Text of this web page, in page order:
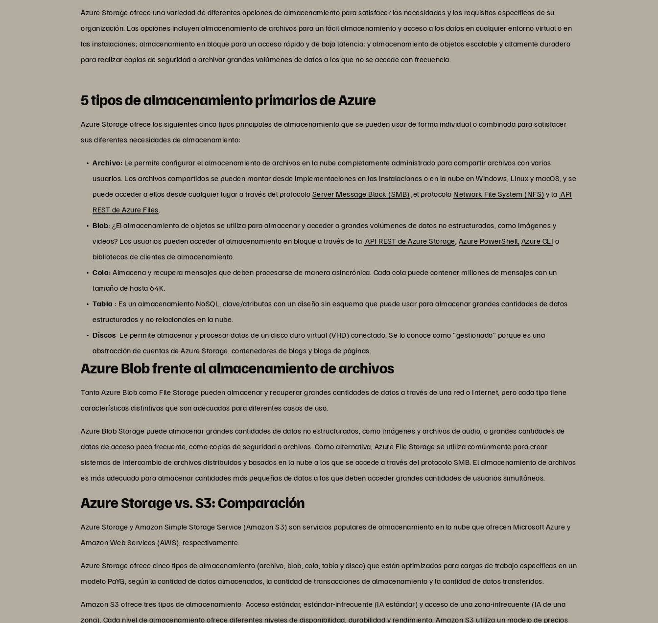
Azure Storage ofrece una variedad de diferentes opciones de almacenamiento para satisfacer las necesidades y los requisitos específicos de su
organización. Las opciones incluyen almacenamiento de archivos para un fácil almacenamiento y acceso a los datos en cualquier entorno virtual o en
las instalaciones; almacenamiento en bloque para un acceso rápido y de baja latencia; y almacenamiento de objetos escalable y altamente duradero
para realizar copias de seguridad o archivar grandes volúmenes de datos a los que no se accede con frecuencia.
5 tipos de almacenamiento primarios de Azure
Azure Storage ofrece los siguientes cinco tipos principales de almacenamiento que se pueden usar de forma individual o combinada para satisfacer
sus diferentes necesidades de almacenamiento:
Archivo: Le permite configurar el almacenamiento de archivos en la nube completamente administrado para compartir archivos con varios
usuarios. Los archivos compartidos se pueden montar desde implementaciones en las instalaciones o en la nube en Windows, Linux y macOS, y se
puede acceder a ellos desde cualquier lugar a través del protocolo Server Message Block (SMB) ,el protocolo Network File System (NFS) y la API
REST de Azure Files.
Blob: ¿El almacenamiento de objetos se utiliza para almacenar y acceder a grandes volúmenes de datos no estructurados, como imágenes y
videos? Los usuarios pueden acceder al almacenamiento en bloque a través de la API REST de Azure Storage Azure PowerShell, Azure CLI o
bibliotecas de clientes de almacenamiento.
Cola: Almacena y recupera mensajes que deben procesarse de manera asincrónica. Cada cola puede contener millones de mensajes con un
tamaño de hasta 64K.
Tabla : Es un almacenamiento NoSQL, clave/atributos con un diseño sin esquema que puede usar para almacenar grandes cantidades de datos
estructurados y no relacionales en la nube.
Discos: Le permite almacenar y procesar datos de un disco duro virtual (VHD) conectado. Se lo conoce como “gestionado” porque es una
abstracción de cuentas de Azure Storage, contenedores de blogs y blogs de páginas.
Azure Blob frente al almacenamiento de archivos
Tanto Azure Blob como File Storage pueden almacenar y recuperar grandes cantidades de datos a través de una red o Internet, pero cada tipo tiene
características distintivas que son adecuadas para diferentes casos de uso.
Azure Blob Storage puede almacenar grandes cantidades de datos no estructurados, como imágenes y archivos de audio, o grandes cantidades de
datos de acceso poco frecuente, como copias de seguridad o archivos. Como alternativa, Azure File Storage se utiliza comúnmente para crear
sistemas de intercambio de archivos distribuidos y basados en la nube a los que se accede a través del protocolo SMB. El almacenamiento de archivos
es más adecuado para almacenar cantidades más pequeñas de datos a los que deben acceder grandes cantidades de usuarios simultáneos.
Azure Storage vs. S3: Comparación
Azure Storage y Amazon Simple Storage Service (Amazon S3) son servicios populares de almacenamiento en la nube que ofrecen Microsoft Azure y
Amazon Web Services (AWS), respectivamente.
Azure Storage ofrece cinco tipos de almacenamiento (archivo, blob, cola, tabla y disco) que están optimizados para cargas de trabajo específicas en un
modelo PaYG, según la cantidad de datos almacenados, la cantidad de transacciones de almacenamiento y la cantidad de datos transferidos.
Amazon S3 ofrece tres tipos de almacenamiento: Acceso estándar, estándar-infrecuente (IA estándar) y acceso de una zona-infrecuente (IA de una
zona). Cada nivel de almacenamiento ofrece diferentes niveles de disponibilidad, durabilidad y rendimiento. Amazon S3 utiliza un modelo de precios